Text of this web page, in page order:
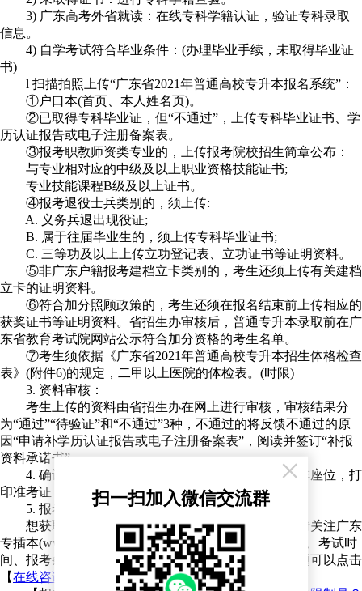
3) 广东高考外省就读：在线专科学籍认证，验证专科录取
信息。
4) 自学考试符合毕业条件：(办理毕业手续，未取得毕业证
书)
l 扫描拍照上传“广东省2021年普通高校专升本报名系统”：
①户口本(首页、本人姓名页)。
②已取得专科毕业证，但“不通过”，上传专科毕业证书、学
历认证报告或电子注册备案表。
③报考职教师资类专业的，上传报考院校招生简章公布：
与专业相对应的中级及以上职业资格技能证书;
专业技能课程B级及以上证书。
④报考退役士兵类别的，须上传:
A. 义务兵退出现役证;
B. 属于往届毕业生的，须上传专科毕业证书;
C. 三等功及以上上传立功登记表、立功证书等证明资料。
⑤非广东户籍报考建档立卡类别的，考生还须上传有关建档
立卡的证明资料。
⑥符合加分照顾政策的，考生还须在报名结束前上传相应的
获奖证书等证明资料。省招生办审核后，普通专升本录取前在广
东省教育考试院网站公示符合加分资格的考生名单。
⑦考生须依据《广东省2021年普通高校专升本招生体格检查
表》(附件6)的规定，二甲以上医院的体检表。(时限)
3. 资料审核：
考生上传的资料由省招生办在网上进行审核，审核结果分
为“通过”“待验证”和“不通过”3种，不通过的将反馈不通过的原
因“申请补学历认证报告或电子注册备案表”，阅读并签订“补报
资料承诺书”。
4. 确认报名：进行网上交费，确认报名资格。编排座位，打
印准考证，未缴费视为放弃。
5. 报考费用：每科40。
想获取更多关于三二分段专升本的相关资讯，敬请关注广东
专插本(www.lykjzc.cn)，后续还会发布2022年报名时间、考试时
间、报考条件、备考知识、相关新闻。还有其他的问题可以点击
【在线咨询
】咨询老师!
×
扫一扫加入微信交流群